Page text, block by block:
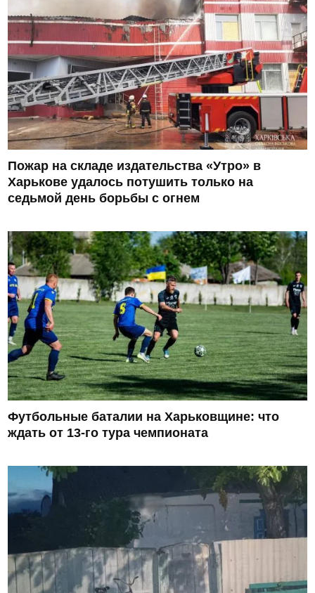
Пожар на складе издательства «Утро» в
Харькове удалось потушить только на
седьмой день борьбы с огнем
Футбольные баталии на Харьковщине: что
ждать от 13-го тура чемпионата